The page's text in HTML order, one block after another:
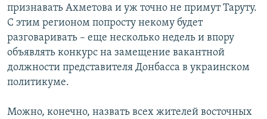
признавать Ахметова и уж точно не примут Таруту.
С этим регионом попросту некому будет
разговаривать – еще несколько недель и впору
объявлять конкурс на замещение вакантной
должности представителя Донбасса в украинском
политикуме.
Можно, конечно, назвать всех жителей восточных